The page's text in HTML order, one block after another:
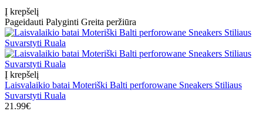
Į krepšelį
Pageidauti Palyginti Greita peržiūra
Į krepšelį
Laisvalaikio batai Moteriški Balti perforowane Sneakers Stiliaus
Suvarstyti Ruala
21.99€